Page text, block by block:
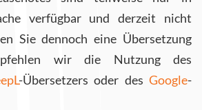
verfügbar und derzeit nicht
Sie dennoch eine Übersetzung
wir die Nutzung des
-Übersetzers oder des Google-